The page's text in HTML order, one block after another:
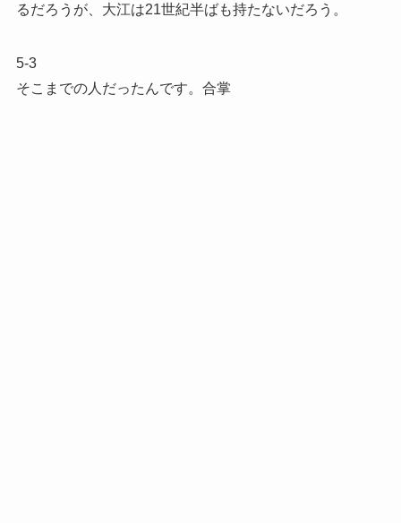
るだろうが、大江は21世紀半ばも持たないだろう。
5-3
そこまでの人だったんです。合掌